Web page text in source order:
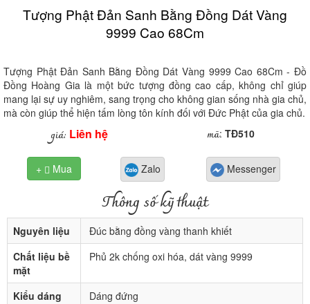
Tượng Phật Đản Sanh Bằng Đồng Dát Vàng
9999 Cao 68Cm
Tượng Phật Đản Sanh Bằng Đồng Dát Vàng 9999 Cao 68Cm - Đồ
Đồng Hoàng Gia là một bức tượng đồng cao cấp, không chỉ giúp
mang lại sự uy nghiêm, sang trọng cho không gian sống nhà gia chủ,
mà còn giúp thể hiện tấm lòng tôn kính đối với Đức Phật của gia chủ.
giá: Liên hệ mã: TĐ510
+  Mua Zalo Messenger
Thông số kỹ thuật
Nguyên liệu
Đúc bằng đồng vàng thanh khiết
Chất liệu bề
mặt
Phủ 2k chống oxi hóa, dát vàng 9999
Kiểu dáng
Dáng đứng